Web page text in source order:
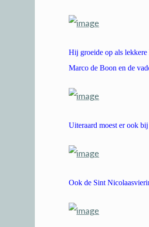
Hij groeide op als
Marco de Boon en de
Uiteraard moest er ook
Ook de Sint